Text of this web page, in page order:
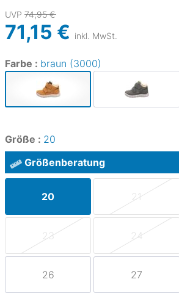
UVP 74,95 €
71,15 € inkl. MwSt.
Farbe : braun (3000)
Größe : 20
Größenberatung
20 21
23 24
26 27